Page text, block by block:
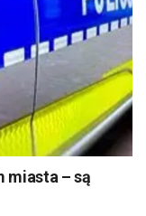
miasta – są